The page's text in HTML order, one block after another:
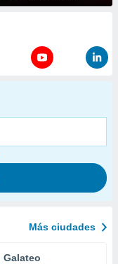
Más ciudades
Galateo